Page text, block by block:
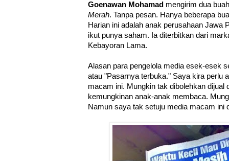
Goenawan Mohamad mengirim dua
Merah. Tanpa pesan. Hanya beberapa
Harian ini adalah anak perusahaan Jawa
ikut punya saham. Ia diterbitkan dari
Kebayoran Lama.
Alasan para pengelola media esek-esek
atau "Pasarnya terbuka." Saya kira perlu
macam ini. Mungkin tak dibolehkan dijual
kemungkinan anak-anak membaca.
Namun saya tak setuju media macam ini